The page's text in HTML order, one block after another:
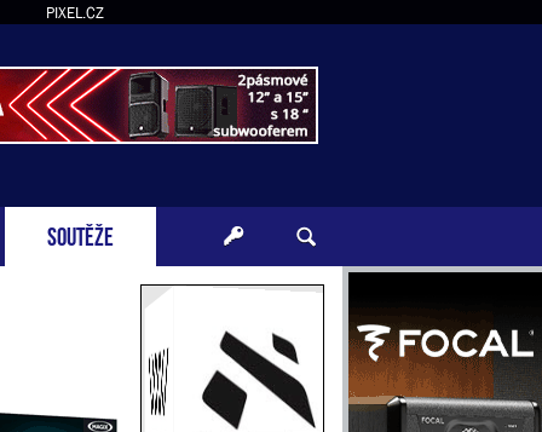
PIXEL.CZ
SOUTĚŽE